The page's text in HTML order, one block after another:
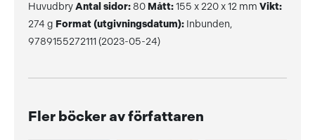
HuvudbryAntal sidor: 80 Mått:155 x 220 x 12 mm Vikt:
274 g Format (utgivningsdatum): Inbunden,
9789155272111 (2023-05-24)
Fler böcker av författaren